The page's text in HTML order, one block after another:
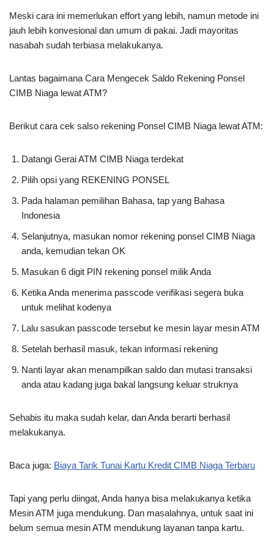
Meski cara ini memerlukan effort yang lebih, namun metode ini
jauh lebih konvesional dan umum di pakai. Jadi mayoritas
nasabah sudah terbiasa melakukanya.
Lantas bagaimana Cara Mengecek Saldo Rekening Ponsel
CIMB Niaga lewat ATM?
Berikut cara cek salso rekening Ponsel CIMB Niaga lewat ATM:
Datangi Gerai ATM CIMB Niaga terdekat
Pilih opsi yang REKENING PONSEL
Pada halaman pemilihan Bahasa, tap yang Bahasa
Indonesia
Selanjutnya, masukan nomor rekening ponsel CIMB Niaga
anda, kemudian tekan OK
Masukan 6 digit PIN rekening ponsel milik Anda
Ketika Anda menerima passcode verifikasi segera buka
untuk melihat kodenya
Lalu sasukan passcode tersebut ke mesin layar mesin ATM
Setelah berhasil masuk, tekan informasi rekening
Nanti layar akan menampilkan saldo dan mutasi transaksi
anda atau kadang juga bakal langsung keluar struknya
Sehabis itu maka sudah kelar, dan Anda berarti berhasil
melakukanya.
Baca juga: Biaya Tarik Tunai Kartu Kredit CIMB Niaga Terbaru
Tapi yang perlu diingat, Anda hanya bisa melakukanya ketika
Mesin ATM juga mendukung. Dan masalahnya, untuk saat ini
belum semua mesin ATM mendukung layanan tanpa kartu.